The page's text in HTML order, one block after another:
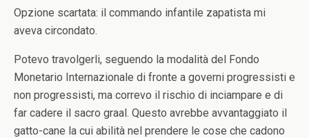
Opzione scartata: il commando infantile zapatista mi
aveva circondato.
Potevo travolgerli, seguendo la modalità del Fondo
Monetario Internazionale di fronte a governi progressisti e
non progressisti, ma correvo il rischio di inciampare e di
far cadere il sacro graal. Questo avrebbe avvantaggiato il
gatto-cane la cui abilità nel prendere le cose che cadono